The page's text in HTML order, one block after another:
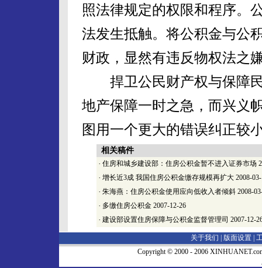
照法律规定的权限和程序。
法发生抵触。将公积金与公
财政，显然有违反物权法之
捍卫公民财产权与保障民
地产保障一时之急，而兴义
图用一个更大的错误纠正较
相关稿件
· 住房和城乡建设部：住房公积金暂不进入证券市场
· 增长近3成 我国住房公积金缴存规模再扩大 2008-
· 朱海燕：住房公积金使用应向低收入者倾斜 2008-
· 多缴住房公积金 2007-12-26
· 建设部设置住房保障与公积金监督管理司 2007-12-
关于我们 | 版面设置
Copyright © 2000 - 2006